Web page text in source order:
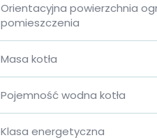
Orientacyjna powierzchnia
pomieszczenia
Masa kotła
Pojemność wodna kotła
Klasa energetyczna